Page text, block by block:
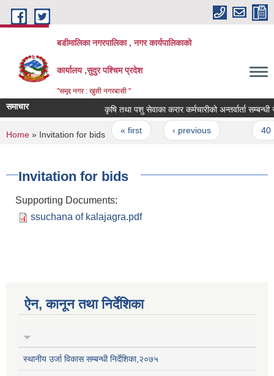
Skip to main content
बडीमालिका नगरपालिका , नगर कार्यपालिकाको
कार्यालय ,सुदुर पश्चिम प्रदेश
"समृद्द नगर : खुसी नगरबासी "
समाचार कृषि तथा पशु सेवाका करार कर्मचारीको अन्तर्वार्ता सम्बन्धी
Pages
« first ‹ previous
You are here
Home » Invitation for bids
Invitation for bids
Supporting Documents:
ssuchana of kalajagra.pdf
ऐन, कानून तथा निर्देशिका
स्थानीय उर्जा विकास सम्बन्धी निर्देशिका,२०७५